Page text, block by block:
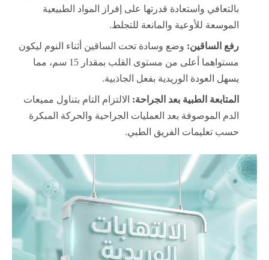
بالتعافي واستعادة قدرتها على إفراز المواد الطبيعية
الموسعة للأوعية والمانعة للتجلط.
رفع الساقين: وضع وسادة تحت الساقين أثناء النوم ليكون
مستواهما أعلى من مستوى القلب بمقدار 15 سم، مما
يسهل العودة الوريدية بفعل الجاذبية.
المتابعة الطبية بعد الجراحة: الالتزام التام بتناول مميعات
الدم الموصوفة بعد العمليات الجراحية والحركة المبكرة
حسب تعليمات الفريق الطبي.